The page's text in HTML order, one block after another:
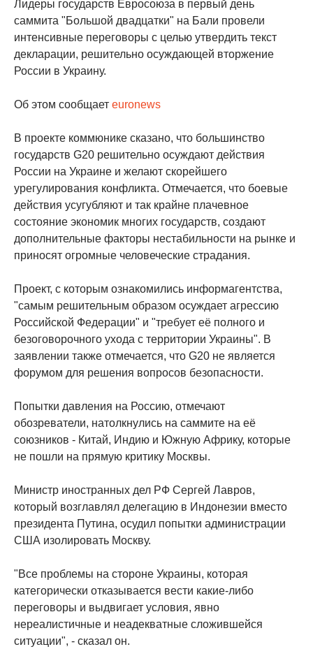
Лидеры государств Евросоюза в первый день
саммита "Большой двадцатки" на Бали провели
интенсивные переговоры с целью утвердить текст
декларации, решительно осуждающей вторжение
России в Украину.
Об этом сообщает euronews
В проекте коммюнике сказано, что большинство
государств G20 решительно осуждают действия
России на Украине и желают скорейшего
урегулирования конфликта. Отмечается, что боевые
действия усугубляют и так крайне плачевное
состояние экономик многих государств, создают
дополнительные факторы нестабильности на рынке и
приносят огромные человеческие страдания.
Проект, с которым ознакомились информагентства,
"самым решительным образом осуждает агрессию
Российской Федерации" и "требует её полного и
безоговорочного ухода с территории Украины". В
заявлении также отмечается, что G20 не является
форумом для решения вопросов безопасности.
Попытки давления на Россию, отмечают
обозреватели, натолкнулись на саммите на её
союзников - Китай, Индию и Южную Африку, которые
не пошли на прямую критику Москвы.
Министр иностранных дел РФ Сергей Лавров,
который возглавлял делегацию в Индонезии вместо
президента Путина, осудил попытки администрации
США изолировать Москву.
"Все проблемы на стороне Украины, которая
категорически отказывается вести какие-либо
переговоры и выдвигает условия, явно
нереалистичные и неадекватные сложившейся
ситуации", - сказал он.